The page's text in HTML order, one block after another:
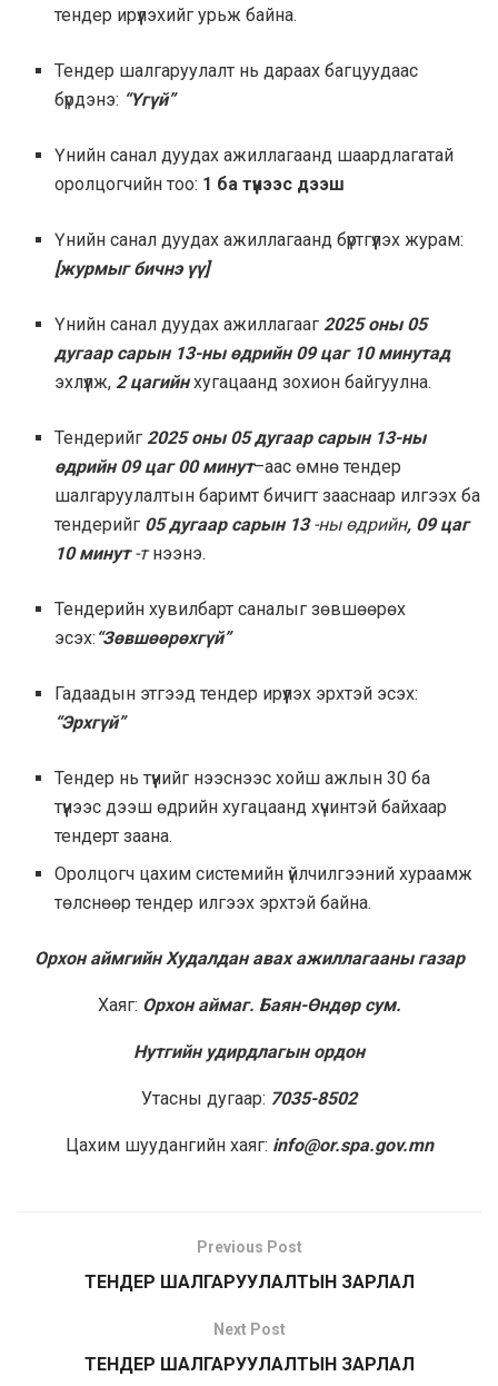
тендер ирүүлэхийг урьж байна.
Тендер шалгаруулалт нь дараах багцуудаас
бүрдэнэ: “Үгүй”
Үнийн санал дуудах ажиллагаанд шаардлагатай
оролцогчийн тоо: 1 ба түүнээс дээш
Үнийн санал дуудах ажиллагаанд бүртгүүлэх журам:
[журмыг бичнэ үү]
Үнийн санал дуудах ажиллагааг 2025 оны 05
дугаар сарын 13-ны өдрийн 09 цаг 10 минутад
эхлүүлж, 2 цагийнхугацаанд зохион байгуулна.
Тендерийг 2025 оны 05 дугаар сарын 13-ны
өдрийн 09 цаг 00 минут–аас өмнө тендер
шалгаруулалтын баримт бичигт зааснаар илгээх ба
тендерийг 05 дугаар сарын 13-ны өдрийн, 09 цаг
10 минут-тнээнэ.
Тендерийн хувилбарт саналыг зөвшөөрөх
эсэх: “Зөвшөөрөхгүй”
Гадаадын этгээд тендер ирүүлэх эрхтэй эсэх:
“Эрхгүй”
Тендер нь түүнийг нээснээс хойш ажлын 30 ба
түүнээс дээш өдрийн хугацаанд хүчинтэй байхаар
тендерт заана.
Оролцогч цахим системийн үйлчилгээний хураамж
төлснөөр тендер илгээх эрхтэй байна.
Орхон аймгийн Худалдан авах ажиллагааны газар
Хаяг: Орхон аймаг. Баян-Өндөр сум.
Нутгийн удирдлагын ордон
Утасны дугаар: 7035-8502
Цахим шуудангийн хаяг: info@or.spa.gov.mn
Previous Post
ТЕНДЕР ШАЛГАРУУЛАЛТЫН ЗАРЛАЛ
Next Post
ТЕНДЕР ШАЛГАРУУЛАЛТЫН ЗАРЛАЛ